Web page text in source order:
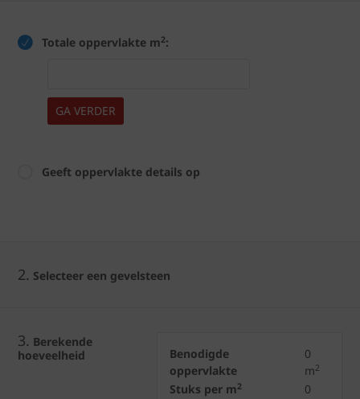
Totale oppervlakte m2:
GA VERDER
Geeft oppervlakte details op
2. Selecteer een gevelsteen
3. Berekende
hoeveelheid
Benodigde
oppervlakte
0
m2
Stuks per m2
0